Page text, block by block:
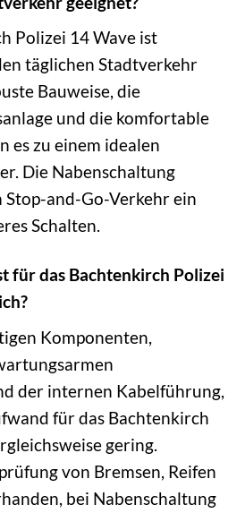
Polizei 14 Wave ist
täglichen Stadtverkehr
Bauweise, die
und die komfortable
es zu einem idealen
Die Nabenschaltung
and-Go-Verkehr ein
Schalten.
für das Bachtenkirch Polizei
Komponenten,
der internen Kabelführung,
für das Bachtenkirch
gering.
von Bremsen, Reifen
bei Nabenschaltung